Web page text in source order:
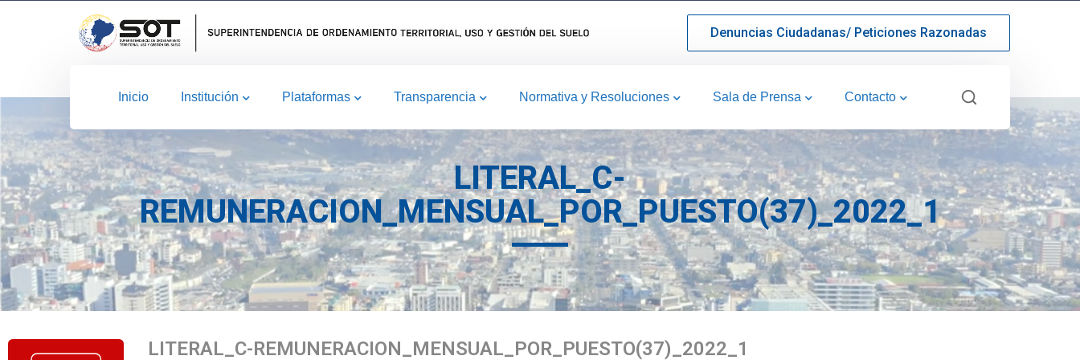
Denuncias Ciudadanas/ Peticiones Razonadas
Inicio Institución Plataformas Transparencia Normativa y Resoluciones Sala de Prensa Contacto
LITERAL_C-
REMUNERACION_MENSUAL_POR_PUESTO(37)_2022_1
LITERAL_C-REMUNERACION_MENSUAL_POR_PUESTO(37)_2022_1